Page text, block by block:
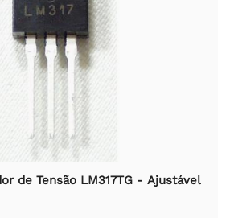
de Tensão LM317TG - Ajustável